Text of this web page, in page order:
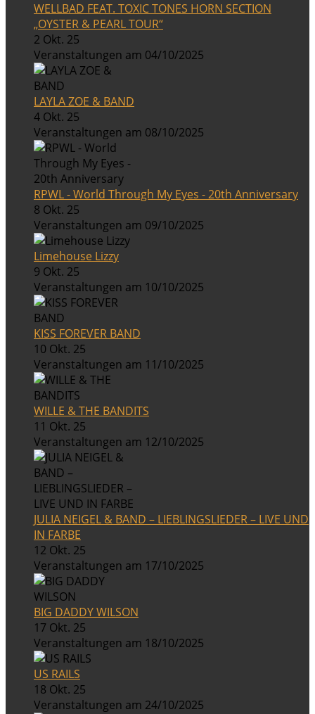
WELLBAD FEAT. TOXIC TONES HORN SECTION
„OYSTER & PEARL TOUR“
2 Okt. 25
Veranstaltungen am 04/10/2025
LAYLA ZOE & BAND
4 Okt. 25
Veranstaltungen am 08/10/2025
RPWL - World Through My Eyes - 20th Anniversary
8 Okt. 25
Veranstaltungen am 09/10/2025
Limehouse Lizzy
9 Okt. 25
Veranstaltungen am 10/10/2025
KISS FOREVER BAND
10 Okt. 25
Veranstaltungen am 11/10/2025
WILLE & THE BANDITS
11 Okt. 25
Veranstaltungen am 12/10/2025
JULIA NEIGEL & BAND – LIEBLINGSLIEDER – LIVE UND
IN FARBE
12 Okt. 25
Veranstaltungen am 17/10/2025
BIG DADDY WILSON
17 Okt. 25
Veranstaltungen am 18/10/2025
US RAILS
18 Okt. 25
Veranstaltungen am 24/10/2025